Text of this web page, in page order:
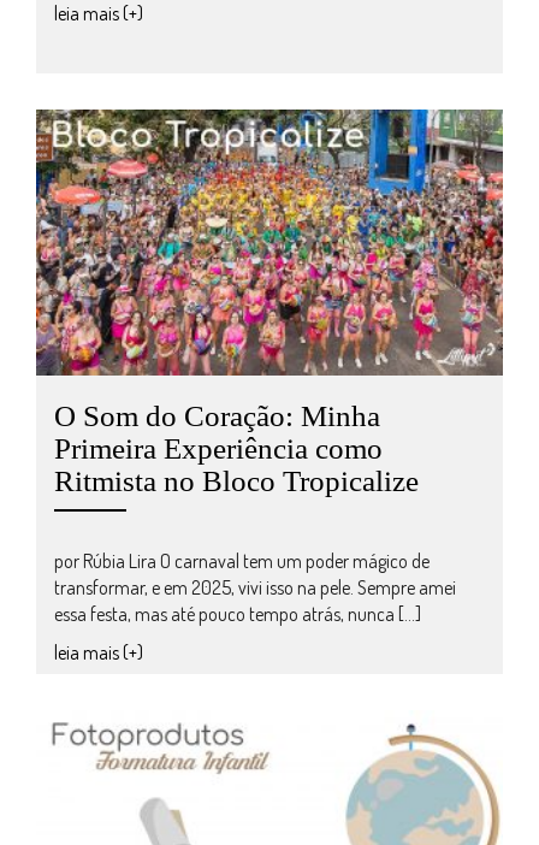
leia mais (+)
O Som do Coração: Minha
Primeira Experiência como
Ritmista no Bloco Tropicalize
por Rúbia Lira O carnaval tem um poder mágico de
transformar, e em 2025, vivi isso na pele. Sempre amei
essa festa, mas até pouco tempo atrás, nunca […]
leia mais (+)